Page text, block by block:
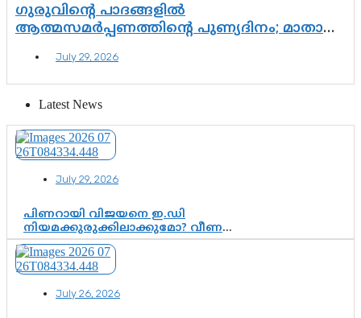
ഗുരുവിന്റെ പാദങ്ങളിൽ
ആത്മസമർപ്പണത്തിന്റെ പുണ്യദിനം; മാതാ
ഗുരുപൂർണിമ ആഘോഷം
July 29, 2026
Latest News
July 29, 2026
പിണറായി വിജയനെ ഇ.ഡി
നിയമക്കുരുക്കിലാക്കുമോ? വീണ
വിജയൻ മാപ്പുസാക്ഷിയാകുമോ?
കർത്തയുടെ മൊഴി നിർണായക
വഴിത്തിരിവാകുമോ?
July 26, 2026